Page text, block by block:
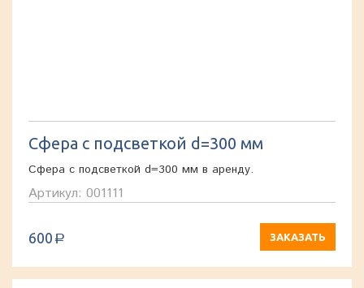
Сфера с подсветкой d=300 мм
Сфера с подсветкой d=300 мм в аренду.
Артикул: 001111
600 a ЗАКАЗАТЬ